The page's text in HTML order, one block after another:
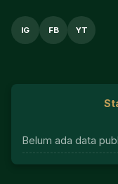
IG FB YT
Belum ada data